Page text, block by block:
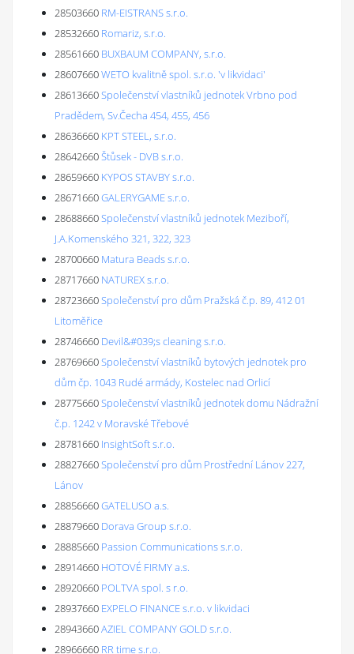
28503660 RM-EISTRANS s.r.o.
28532660 Romariz, s.r.o.
28561660 BUXBAUM COMPANY, s.r.o.
28607660WETO kvalitně spol. s.r.o. 'v likvidaci'
28613660Společenství vlastníků jednotek Vrbno pod
Pradědem, Sv.Čecha 454, 455, 456
28636660 KPT STEEL, s.r.o.
28642660Štůsek - DVB s.r.o.
28659660 KYPOS STAVBY s.r.o.
28671660GALERYGAME s.r.o.
28688660Společenství vlastníků jednotek Meziboří,
J.A.Komenského 321, 322, 323
28700660 Matura Beads s.r.o.
28717660 NATUREX s.r.o.
28723660Společenství pro dům Pražská č.p. 89, 412 01
Litoměřice
28746660 Devil&#039;s cleaning s.r.o.
28769660Společenství vlastníků bytových jednotek pro
dům čp. 1043 Rudé armády, Kostelec nad Orlicí
28775660Společenství vlastníků jednotek domu Nádražní
č.p. 1242 v Moravské Třebové
28781660 InsightSoft s.r.o.
28827660Společenství pro dům Prostřední Lánov 227,
Lánov
28856660GATELUSO a.s.
28879660 Dorava Group s.r.o.
28885660 Passion Communications s.r.o.
28914660 HOTOVÉ FIRMY a.s.
28920660 POLTVA spol. s r.o.
28937660 EXPELO FINANCE s.r.o. v likvidaci
28943660AZIEL COMPANY GOLD s.r.o.
28966660 RR time s.r.o.